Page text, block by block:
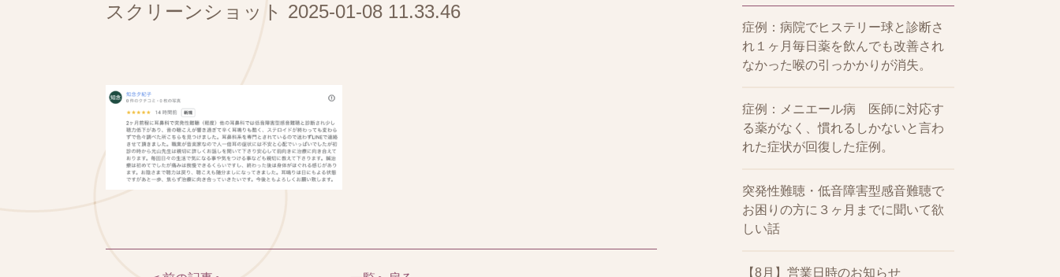
スクリーンショット 2025-01-08 11.33.46
症例：病院でヒステリー球と診断さ
れ１ヶ月毎日薬を飲んでも改善され
なかった喉の引っかかりが消失。
症例：メニエール病 医師に対応す
る薬がなく、慣れるしかないと言わ
れた症状が回復した症例。
突発性難聴・低音障害型感音難聴で
お困りの方に３ヶ月までに聞いて欲
しい話
【8月】営業日時のお知らせ